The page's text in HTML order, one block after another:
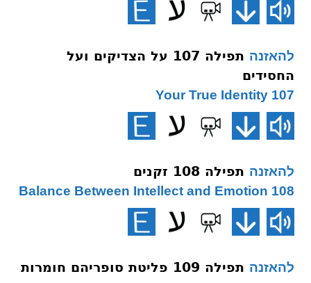
להאזנה
תפילה 107 על הצדיקים ועל
החסידים
107 Your True Identity
להאזנה תפילה 108 זקנים
108 Balance Between Intellect and Emotion
להאזנה
תפילה 109 פליטת סופריהם חומרות